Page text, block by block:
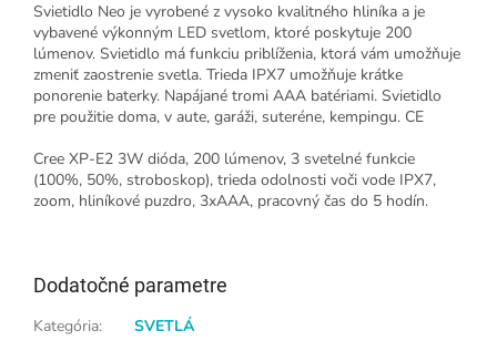
Svietidlo Neo je vyrobené z vysoko kvalitného hliníka a je
vybavené výkonným LED svetlom, ktoré poskytuje 200
lúmenov. Svietidlo má funkciu priblíženia, ktorá vám umožňuje
zmeniť zaostrenie svetla. Trieda IPX7 umožňuje krátke
ponorenie baterky. Napájané tromi AAA batériami. Svietidlo
pre použitie doma, v aute, garáži, suteréne, kempingu. CE
Cree XP-E2 3W dióda, 200 lúmenov, 3 svetelné funkcie
(100%, 50%, stroboskop), trieda odolnosti voči vode IPX7,
zoom, hliníkové puzdro, 3xAAA, pracovný čas do 5 hodín.
Dodatočné parametre
Kategória:
SVETLÁ